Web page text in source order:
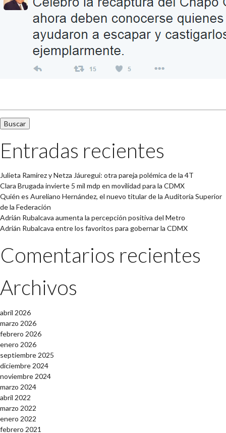
Entradas recientes
Julieta Ramírez y Netza Jáuregui: otra pareja polémica de la 4T
Clara Brugada invierte 5 mil mdp en movilidad para la CDMX
Quién es Aureliano Hernández, el nuevo titular de la Auditoría Superior
de la Federación
Adrián Rubalcava aumenta la percepción positiva del Metro
Adrián Rubalcava entre los favoritos para gobernar la CDMX
Comentarios recientes
Archivos
abril 2026
marzo 2026
febrero 2026
enero 2026
septiembre 2025
diciembre 2024
noviembre 2024
marzo 2024
abril 2022
marzo 2022
enero 2022
febrero 2021